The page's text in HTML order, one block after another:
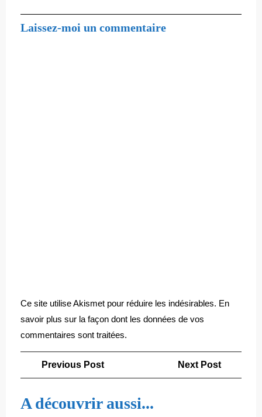
Laissez-moi un commentaire
Ce site utilise Akismet pour réduire les indésirables. En
savoir plus sur la façon dont les données de vos
commentaires sont traitées.
Navigation
de
l’article
Previous PostPrevious
Next Post
A découvrir aussi...